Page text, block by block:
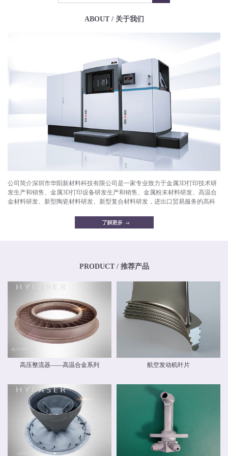
ABOUT / 关于我们
公司简介深圳市华阳新材料科技有限公司是一家专业致力于金属3D打印技术研
发生产和销售、金属3D打印设备研发生产和销售、金属粉末材料研发、高温合
金材料研发、新型陶瓷材料研发、新型复合材料研发，进出口贸易服务的高科
油喷嘴，减重机箱，散热器，异形件，模具，工艺品等。华阳新材料拥有一支
专业化、年轻化的技术团队，其骨干均为博士、硕士，其中博士生比例超过
联合研发合作关系。华阳新材料具有高素质人才的研发中心，，拥有一流的跨
检测设备，能够对材料物理力学性能、化学性能及疲劳损伤进行检测，能分析
材料化学成分、分析金属及金属间化合物的分布、分析晶体和晶界组织。 华阳
新材料现有激光专业级金属3D打印设备多台。公司具有ISO9001质量体系认
证，具备完整的质量管理体系。公司战略华阳的价值理念是 创造价值，创新报
国 ；核心竞争力是持续创新、快速响应。我们根据客户需求开发新产品和系统
方案，提供可靠的质量和最好的服务，并降低客户成本。
PRODUCT / 推荐产品
高压整流器——高温合金系列 航空发动机叶片